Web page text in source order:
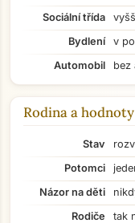
Sociální třída
Bydlení
v
Automobil
bez
Rodina a hodnoty
Stav
Potomci
Názor na děti
Rodiče
tak